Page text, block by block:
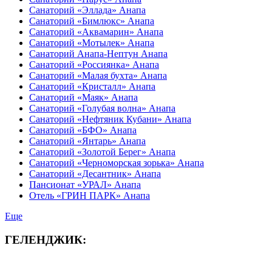
Санаторий «Эллада» Анапа
Санаторий «Бимлюкс» Анапа
Санаторий «Аквамарин» Анапа
Санаторий «Мотылек» Анапа
Санаторий Анапа-Нептун Анапа
Санаторий «Россиянка» Анапа
Санаторий «Малая бухта» Анапа
Санаторий «Кристалл» Анапа
Санаторий «Маяк» Анапа
Санаторий «Голубая волна» Анапа
Санаторий «Нефтяник Кубани» Анапа
Санаторий «БФО» Анапа
Санаторий «Янтарь» Анапа
Санаторий «Золотой Берег» Анапа
Санаторий «Черноморская зорька» Анапа
Санаторий «Десантник» Анапа
Пансионат «УРАЛ» Анапа
Отель «ГРИН ПАРК» Анапа
Еще
ГЕЛЕНДЖИК: